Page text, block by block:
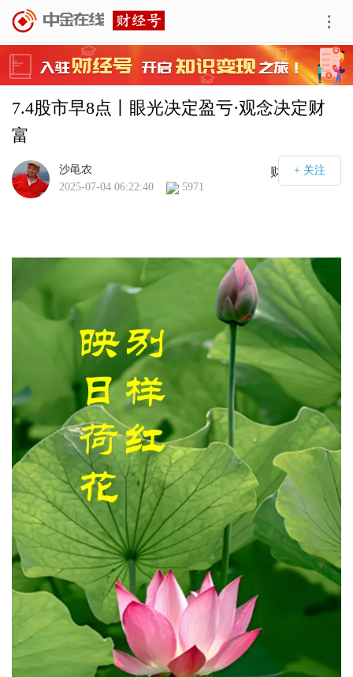
7.4股市早8点丨眼光决定盈亏·观念决定财
富
财经号APP
沙黾农
2025-07-04 06:22:40
5971